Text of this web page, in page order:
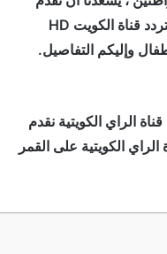
لكم زيادة في هذا المقال تحت عنوان تردد قناة الكويت HD
وإليكم التفاصيل.
الراي الكويتية نقدم
الكويتية على القمر